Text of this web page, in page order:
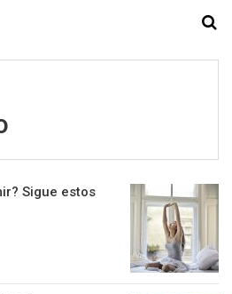
Sigue estos